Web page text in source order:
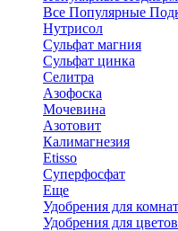
Все Популярные
Нутрисол
Сульфат магния
Сульфат цинка
Селитра
Азофоска
Мочевина
Азотовит
Калимагнезия
Etisso
Суперфосфат
Еще
Удобрения для
Удобрения для цветов